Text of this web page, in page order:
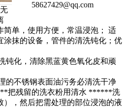
58627429@qq.com
简单，使用方便，常温浸泡； 适
涂抹的设备，管件的清洗钝化；优
钝化，清除黑蓝黄色氧化皮和顽
的不锈钢表面油污务必清洗干净
把残留的洗衣粉用清水 ******洗
），然后把需处理的部位浸泡的液